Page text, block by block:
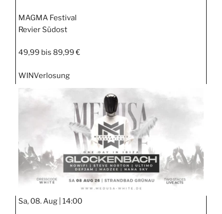
MAGMA Festival
Revier Südost
49,99 bis 89,99 €
WINVerlosung
Sa, 08. Aug | 14:00